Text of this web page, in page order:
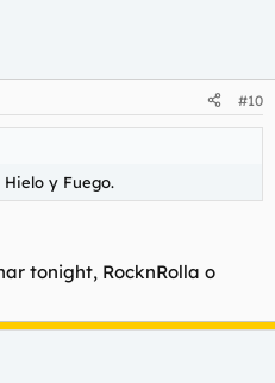
#10
y Fuego.
tonight, RocknRolla o